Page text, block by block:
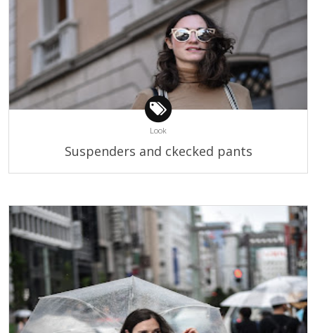
Look
Suspenders and ckecked pants